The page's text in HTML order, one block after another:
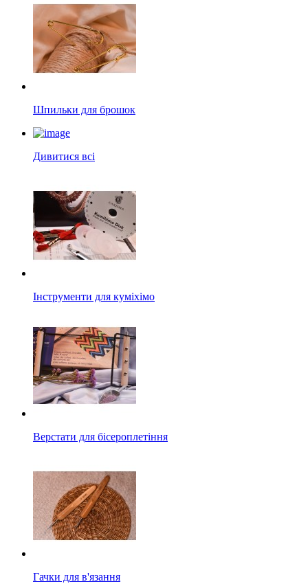
Шпильки для брошок
Дивитися всі
Інструменти для куміхімо
Верстати для бісероплетіння
Гачки для в'язання